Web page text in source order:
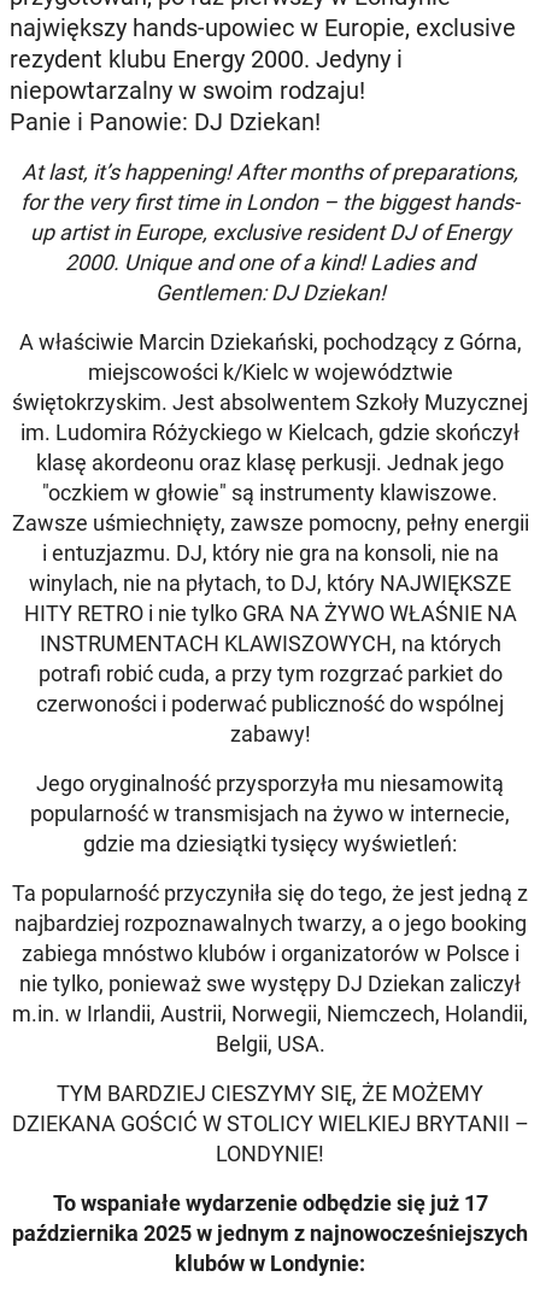
największy hands-upowiec w Europie, exclusive
rezydent klubu Energy 2000. Jedyny i
niepowtarzalny w swoim rodzaju!
Panie i Panowie: DJ Dziekan!
At last, it’s happening! After months of preparations,
for the very first time in London – the biggest hands-
up artist in Europe, exclusive resident DJ of Energy
2000. Unique and one of a kind! Ladies and
Gentlemen: DJ Dziekan!
A właściwie Marcin Dziekański, pochodzący z Górna,
miejscowości k/Kielc w województwie
świętokrzyskim. Jest absolwentem Szkoły Muzycznej
im. Ludomira Różyckiego w Kielcach, gdzie skończył
klasę akordeonu oraz klasę perkusji. Jednak jego
"oczkiem w głowie" są instrumenty klawiszowe.
Zawsze uśmiechnięty, zawsze pomocny, pełny energii
i entuzjazmu. DJ, który nie gra na konsoli, nie na
winylach, nie na płytach, to DJ, który NAJWIĘKSZE
HITY RETRO i nie tylko GRA NA ŻYWO WŁAŚNIE NA
INSTRUMENTACH KLAWISZOWYCH, na których
potrafi robić cuda, a przy tym rozgrzać parkiet do
czerwoności i poderwać publiczność do wspólnej
zabawy!
Jego oryginalność przysporzyła mu niesamowitą
popularność w transmisjach na żywo w internecie,
gdzie ma dziesiątki tysięcy wyświetleń:
Ta popularność przyczyniła się do tego, że jest jedną z
najbardziej rozpoznawalnych twarzy, a o jego booking
zabiega mnóstwo klubów i organizatorów w Polsce i
nie tylko, ponieważ swe występy DJ Dziekan zaliczył
m.in. w Irlandii, Austrii, Norwegii, Niemczech, Holandii,
Belgii, USA.
TYM BARDZIEJ CIESZYMY SIĘ, ŻE MOŻEMY
DZIEKANA GOŚCIĆ W STOLICY WIELKIEJ BRYTANII –
LONDYNIE!
To wspaniałe wydarzenie odbędzie się już 17
października 2025 w jednym z najnowocześniejszych
klubów w Londynie: